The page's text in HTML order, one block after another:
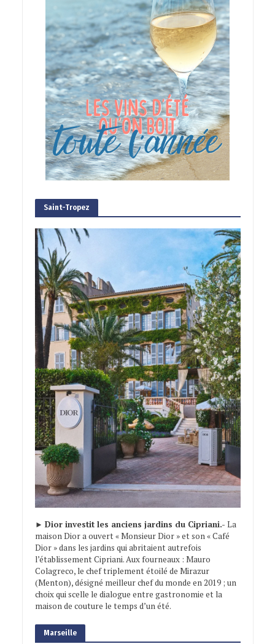
Saint-Tropez
► Dior investit les anciens jardins du Cipriani.- La
maison Dior a ouvert « Monsieur Dior » et son « Café
Dior » dans les jardins qui abritaient autrefois
l’établissement Cipriani. Aux fourneaux : Mauro
Colagreco, le chef triplement étoilé de Mirazur
(Menton), désigné meilleur chef du monde en 2019 ; un
choix qui scelle le dialogue entre gastronomie et la
maison de couture le temps d’un été.
Marseille